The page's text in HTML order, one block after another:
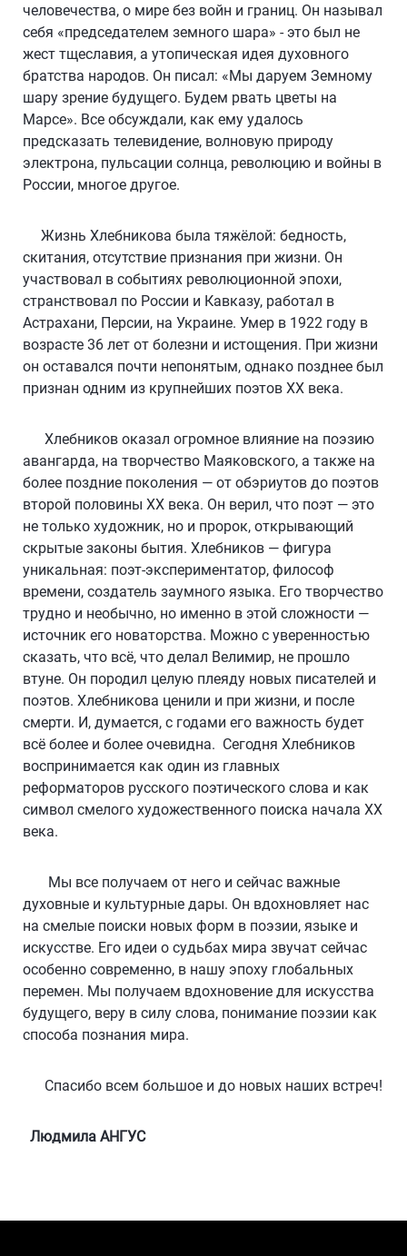
человечества, о мире без войн и границ. Он называл
себя «председателем земного шара» - это был не
жест тщеславия, а утопическая идея духовного
братства народов. Он писал: «Мы даруем Земному
шару зрение будущего. Будем рвать цветы на
Марсе». Все обсуждали, как ему удалось
предсказать телевидение, волновую природу
электрона, пульсации солнца, революцию и войны в
России, многое другое.
Жизнь Хлебникова была тяжёлой: бедность,
скитания, отсутствие признания при жизни. Он
участвовал в событиях революционной эпохи,
странствовал по России и Кавказу, работал в
Астрахани, Персии, на Украине. Умер в 1922 году в
возрасте 36 лет от болезни и истощения. При жизни
он оставался почти непонятым, однако позднее был
признан одним из крупнейших поэтов ХХ века.
Хлебников оказал огромное влияние на поэзию
авангарда, на творчество Маяковского, а также на
более поздние поколения — от обэриутов до поэтов
второй половины ХХ века. Он верил, что поэт — это
не только художник, но и пророк, открывающий
скрытые законы бытия. Хлебников — фигура
уникальная: поэт-экспериментатор, философ
времени, создатель заумного языка. Его творчество
трудно и необычно, но именно в этой сложности —
источник его новаторства. Можно с уверенностью
сказать, что всё, что делал Велимир, не прошло
втуне. Он породил целую плеяду новых писателей и
поэтов. Хлебникова ценили и при жизни, и после
смерти. И, думается, с годами его важность будет
всё более и более очевидна. Сегодня Хлебников
воспринимается как один из главных
реформаторов русского поэтического слова и как
символ смелого художественного поиска начала ХХ
века.
Мы все получаем от него и сейчас важные
духовные и культурные дары. Он вдохновляет нас
на смелые поиски новых форм в поэзии, языке и
искусстве. Его идеи о судьбах мира звучат сейчас
особенно современно, в нашу эпоху глобальных
перемен. Мы получаем вдохновение для искусства
будущего, веру в силу слова, понимание поэзии как
способа познания мира.
Спасибо всем большое и до новых наших встреч!
Людмила АНГУС